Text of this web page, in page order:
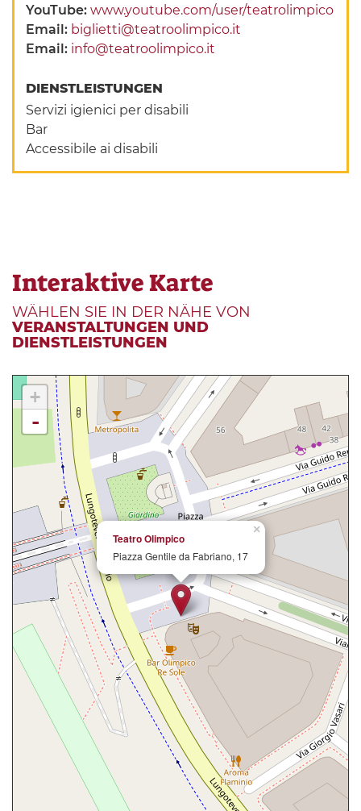
YouTube:www.youtube.com/user/teatrolimpico
Email: biglietti@teatroolimpico.it
Email: info@teatroolimpico.it
DIENSTLEISTUNGEN
Servizi igienici per disabili
Bar
Accessibile ai disabili
Interaktive Karte
WÄHLEN SIE IN DER NÄHE VON
VERANSTALTUNGEN UND
DIENSTLEISTUNGEN
×
Teatro Olimpico
Piazza Gentile da Fabriano, 17
+
-